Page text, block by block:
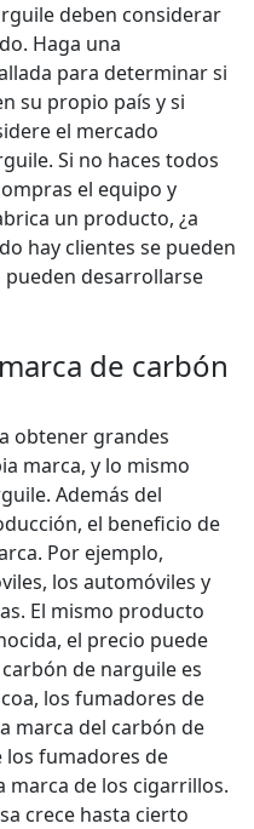
deben considerar
Haga una
para determinar si
su propio país y si
el mercado
Si no haces todos
el equipo y
un producto, ¿a
hay clientes se pueden
pueden desarrollarse
de carbón
obtener grandes
marca, y lo mismo
Además del
el beneficio de
Por ejemplo,
los automóviles y
El mismo producto
el precio puede
de narguile es
los fumadores de
marca del carbón de
fumadores de
marca de los cigarrillos.
crece hasta cierto